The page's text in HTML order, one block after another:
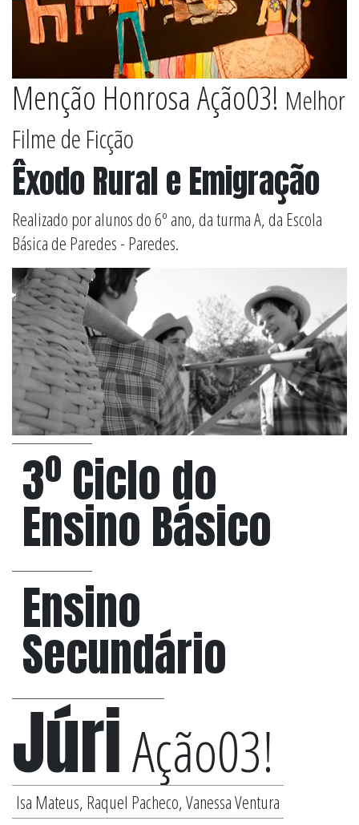
Menção Honrosa Ação03! Melhor
Filme de Ficção
Êxodo Rural e Emigração
Realizado por alunos do 6º ano, da turma A, da Escola
Básica de Paredes - Paredes.
3º Ciclo do
Ensino Básico
Ensino
Secundário
JúriAção03!
Isa Mateus, Raquel Pacheco, Vanessa Ventura